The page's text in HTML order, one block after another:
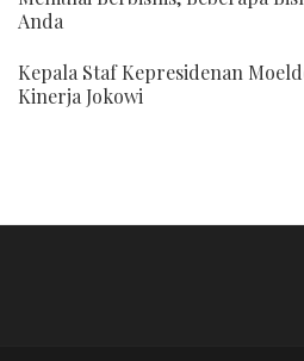
Anda
Kepala Staf Kepresidenan
Kinerja Jokowi